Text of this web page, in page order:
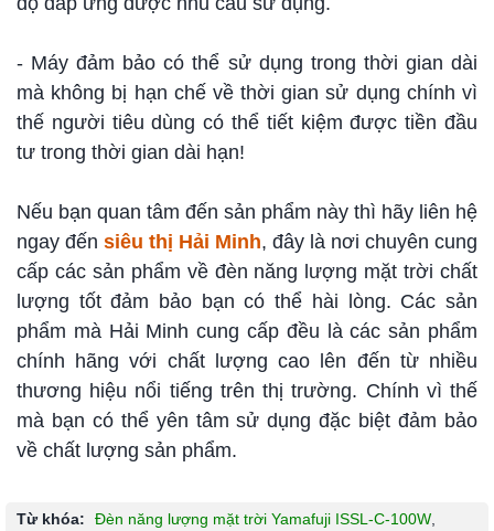
- Máy đảm bảo có thể sử dụng trong thời gian dài
mà không bị hạn chế về thời gian sử dụng chính vì
thế người tiêu dùng có thể tiết kiệm được tiền đầu
tư trong thời gian dài hạn!
Nếu bạn quan tâm đến sản phẩm này thì hãy liên hệ
ngay đến siêu thị Hải Minh, đây là nơi chuyên cung
cấp các sản phẩm về đèn năng lượng mặt trời chất
lượng tốt đảm bảo bạn có thể hài lòng. Các sản
phẩm mà Hải Minh cung cấp đều là các sản phẩm
chính hãng với chất lượng cao lên đến từ nhiều
thương hiệu nổi tiếng trên thị trường. Chính vì thế
mà bạn có thể yên tâm sử dụng đặc biệt đảm bảo
về chất lượng sản phẩm.
Từ khóa: Đèn năng lượng mặt trời Yamafuji ISSL-C-100W